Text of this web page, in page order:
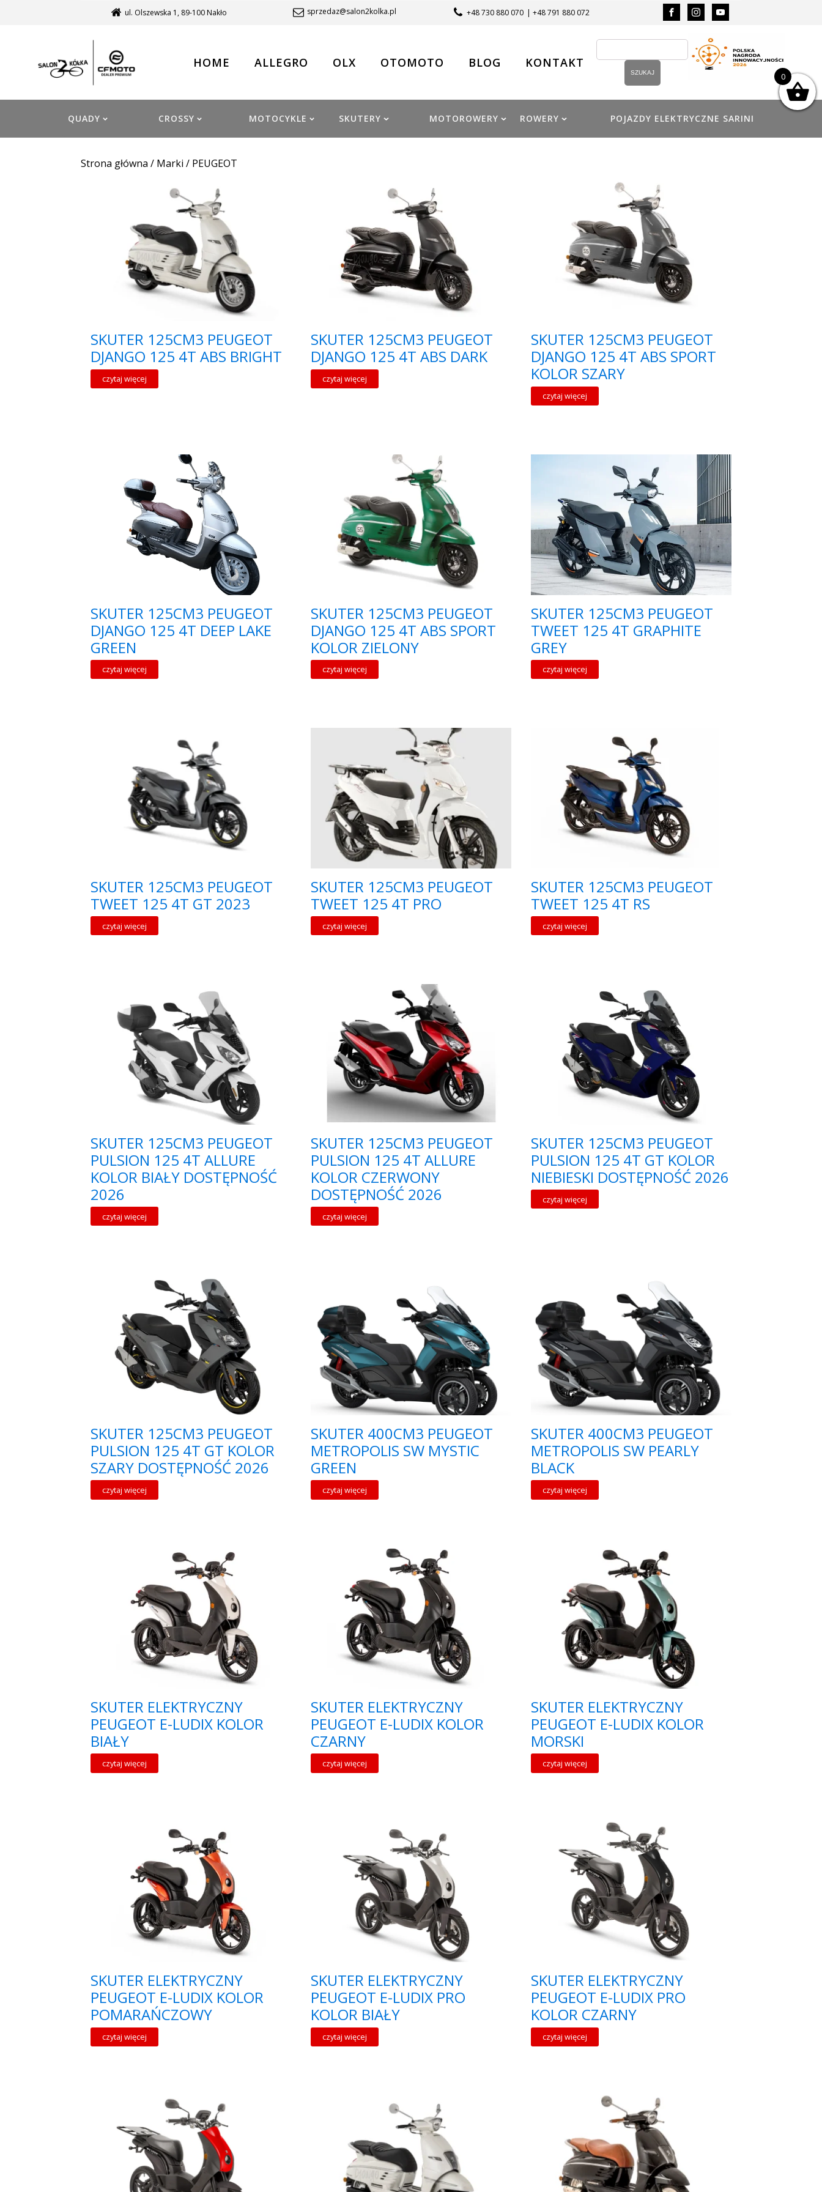
ul. Olszewska 1, 89-100 Nakło sprzedaz@salon2kolka.pl +48 730 880 070 | +48 791 880 072
HOME ALLEGRO OLX OTOMOTO BLOG KONTAKT
QUADY CROSSY MOTOCYKLE SKUTERY MOTOROWERY ROWERY POJAZDY ELEKTRYCZNE SARINI
Strona główna / Marki / PEUGEOT
SKUTER 125CM3 PEUGEOT
DJANGO 125 4T ABS BRIGHT
czytaj więcej
SKUTER 125CM3 PEUGEOT
DJANGO 125 4T ABS DARK
czytaj więcej
SKUTER 125CM3 PEUGEOT
DJANGO 125 4T ABS SPORT
KOLOR SZARY
czytaj więcej
SKUTER 125CM3 PEUGEOT
DJANGO 125 4T DEEP LAKE
GREEN
czytaj więcej
SKUTER 125CM3 PEUGEOT
DJANGO 125 4T ABS SPORT
KOLOR ZIELONY
czytaj więcej
SKUTER 125CM3 PEUGEOT
TWEET 125 4T GRAPHITE
GREY
czytaj więcej
SKUTER 125CM3 PEUGEOT
TWEET 125 4T GT 2023
czytaj więcej
SKUTER 125CM3 PEUGEOT
TWEET 125 4T PRO
czytaj więcej
SKUTER 125CM3 PEUGEOT
TWEET 125 4T RS
czytaj więcej
SKUTER 125CM3 PEUGEOT
PULSION 125 4T ALLURE
KOLOR BIAŁY DOSTĘPNOŚĆ
2026
czytaj więcej
SKUTER 125CM3 PEUGEOT
PULSION 125 4T ALLURE
KOLOR CZERWONY
DOSTĘPNOŚĆ 2026
czytaj więcej
SKUTER 125CM3 PEUGEOT
PULSION 125 4T GT KOLOR
NIEBIESKI DOSTĘPNOŚĆ 2026
czytaj więcej
SKUTER 125CM3 PEUGEOT
PULSION 125 4T GT KOLOR
SZARY DOSTĘPNOŚĆ 2026
czytaj więcej
SKUTER 400CM3 PEUGEOT
METROPOLIS SW MYSTIC
GREEN
czytaj więcej
SKUTER 400CM3 PEUGEOT
METROPOLIS SW PEARLY
BLACK
czytaj więcej
SKUTER ELEKTRYCZNY
PEUGEOT E-LUDIX KOLOR
BIAŁY
czytaj więcej
SKUTER ELEKTRYCZNY
PEUGEOT E-LUDIX KOLOR
CZARNY
czytaj więcej
SKUTER ELEKTRYCZNY
PEUGEOT E-LUDIX KOLOR
MORSKI
czytaj więcej
SKUTER ELEKTRYCZNY
PEUGEOT E-LUDIX KOLOR
POMARAŃCZOWY
czytaj więcej
SKUTER ELEKTRYCZNY
PEUGEOT E-LUDIX PRO
KOLOR BIAŁY
czytaj więcej
SKUTER ELEKTRYCZNY
PEUGEOT E-LUDIX PRO
KOLOR CZARNY
czytaj więcej
0